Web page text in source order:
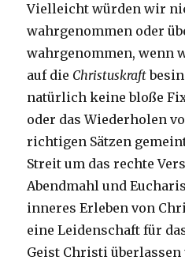
Vielleicht würden wir
wahrgenommen oder
wahrgenommen, wenn
auf die Christuskraft
natürlich keine bloße
oder das Wiederholen
richtigen Sätzen
Streit um das rechte
Abendmahl und
inneres Erleben von
eine Leidenschaft für
Geist Christi